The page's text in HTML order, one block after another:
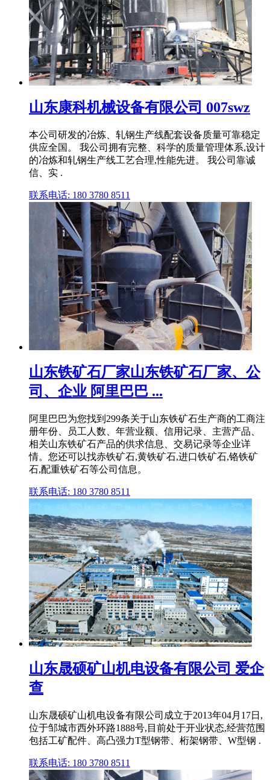
山东康科机械设备有限公司 007swz
本公司研发的冶炼、轧钢生产线配套设备质量可靠稳定
供应全国。 我公司拥有完整、科学的质量管理体系,设计
的冶炼和轧钢生产线工艺合理,性能先进。 我公司靠诚
信、实 .
联系电话: 180 3780 8511
山东铁矿石厂家山东铁矿石厂家、公
司、企业 阿里巴巴 ...
阿里巴巴为您找到299条关于山东铁矿石生产商的工商注
册年份、员工人数、年营业额、信用记录、主营产品、
相关山东铁矿石产品的供求信息、交易记录等企业详
情。您还可以找赤铁矿石,黄铁矿石,进口铁矿石,铬铁矿
石,配重铁矿石等公司信息。
联系电话: 180 3780 8511
山东晟硕矿山机电设备有限公司 爱企
查
山东晟硕矿山机电设备有限公司成立于2013年04月17日,
位于邹城市西外环路1888号,目前处于开业状态,经营范围
包括工矿配件、高凸强力T型钢带、桁架钢带、W型钢 .
联系电话: 180 3780 8511